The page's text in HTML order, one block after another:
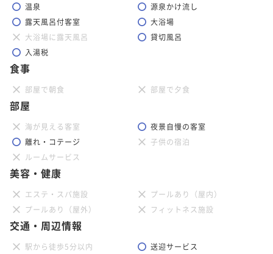
温泉
源泉かけ流し
露天風呂付客室
大浴場
大浴場に露天風呂
貸切風呂
入湯税
食事
部屋で朝食 部屋で夕食
部屋
海が見える客室
夜景自慢の客室
離れ・コテージ
子供の宿泊
ルームサービス
美容・健康
エステ・スパ施設
プールあり（屋内）
プールあり（屋外）
フィットネス施設
交通・周辺情報
駅から徒歩5分以内
送迎サービス